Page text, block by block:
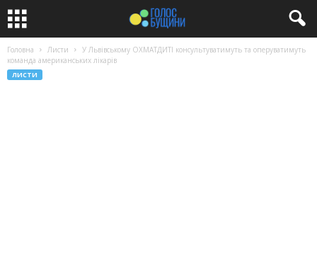
Головна Листи
У Львівському ОХМАТДИТІ консультуватимуть та оперуватимуть
команда американських лікарів
ЛИСТИ